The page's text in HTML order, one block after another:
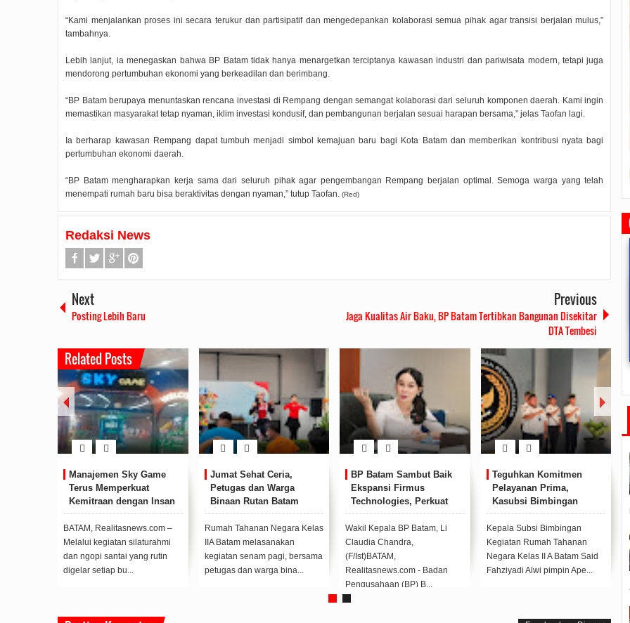
“Kami menjalankan proses ini secara terukur dan partisipatif dan mengedepankan kolaborasi semua pihak agar transisi berjalan mulus,”
tambahnya.
Lebih lanjut, ia menegaskan bahwa BP Batam tidak hanya menargetkan terciptanya kawasan industri dan pariwisata modern, tetapi juga
mendorong pertumbuhan ekonomi yang berkeadilan dan berimbang.
“BP Batam berupaya menuntaskan rencana investasi di Rempang dengan semangat kolaborasi dari seluruh komponen daerah. Kami ingin
memastikan masyarakat tetap nyaman, iklim investasi kondusif, dan pembangunan berjalan sesuai harapan bersama,” jelas Taofan lagi.
Ia berharap kawasan Rempang dapat tumbuh menjadi simbol kemajuan baru bagi Kota Batam dan memberikan kontribusi nyata bagi
pertumbuhan ekonomi daerah.
“BP Batam mengharapkan kerja sama dari seluruh pihak agar pengembangan Rempang berjalan optimal. Semoga warga yang telah
menempati rumah baru bisa beraktivitas dengan nyaman,” tutup Taofan. (Red)
Redaksi News
Next
Posting Lebih Baru
Previous
Jaga Kualitas Air Baku, BP Batam Tertibkan Bangunan Disekitar
DTA Tembesi
Related Posts
Manajemen Sky Game
Terus Memperkuat
Kemitraan dengan Insan
Pers
BATAM, Realitasnews.com –
Melalui kegiatan silaturahmi
dan ngopi santai yang rutin
digelar setiap bu...
Jumat Sehat Ceria,
Petugas dan Warga
Binaan Rutan Batam
Kompak Senam Pagi
Rumah Tahanan Negara Kelas
IIA Batam melasanakan
kegiatan senam pagi, bersama
petugas dan warga bina...
BP Batam Sambut Baik
Ekspansi Firmus
Technologies, Perkuat
Posisi Batam sebagai
Hub Infrastruktur AI
Regional
Wakil Kepala BP Batam, Li
Claudia Chandra,
(F/Ist)BATAM,
Realitasnews.com - Badan
Pengusahaan (BP) B...
Teguhkan Komitmen
Pelayanan Prima,
Kasubsi Bimbingan
Kegiatan Pimpin Apel
Pagi Rutan Batam
Kepala Subsi Bimbingan
Kegiatan Rumah Tahanan
Negara Kelas II A Batam Said
Fahziyadi Alwi pimpin Ape...
Kesiapan Pelebaran Jalan
2019/06/190 Comments
Silahturahmi Dan Komunikasi